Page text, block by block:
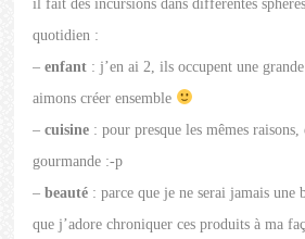
il fait des incursions dans différentes
quotidien :
–enfant : j’en ai 2, ils occupent une
aimons créer ensemble
–cuisine : pour presque les mêmes
gourmande :-p
–beauté : parce que je ne serai jamais une
que j’adore chroniquer ces produits à ma